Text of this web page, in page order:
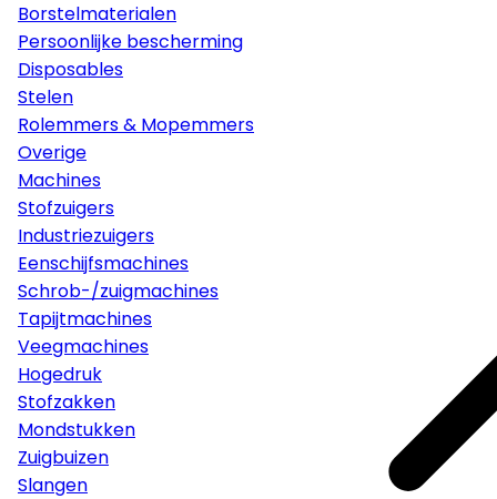
Borstelmaterialen
Persoonlijke bescherming
Disposables
Stelen
Rolemmers & Mopemmers
Overige
Machines
Stofzuigers
Industriezuigers
Eenschijfsmachines
Schrob-/zuigmachines
Tapijtmachines
Veegmachines
Hogedruk
Stofzakken
Mondstukken
Zuigbuizen
Slangen